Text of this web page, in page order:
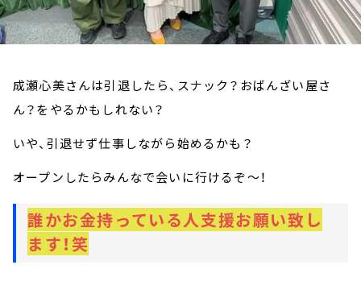
成瀬心美さんは引退したら、スナック？おばんざい屋さ
ん？をやるかもしれない？
いや、引退せず仕事しながら始めるかも？
オープンしたらみんなで会いに行けるぞ～！
誰かお金持っている人支援お願い致し
ます！笑